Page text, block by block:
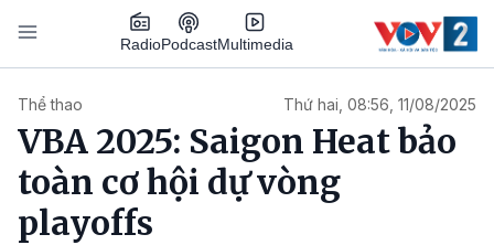
Nhảy đến nội dung
RadioPodcastMultimedia
Thể thao Thứ hai, 08:56, 11/08/2025
VBA 2025: Saigon Heat bảo
toàn cơ hội dự vòng
playoffs